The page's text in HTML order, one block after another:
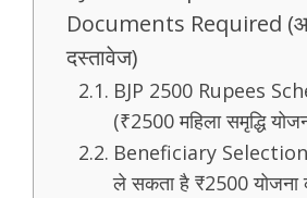
Documents Required
दस्तावेज)
BJP 2500 Rupees
(₹2500 महिला समृद्धि
Beneficiary
ले सकता है ₹2500 योजना